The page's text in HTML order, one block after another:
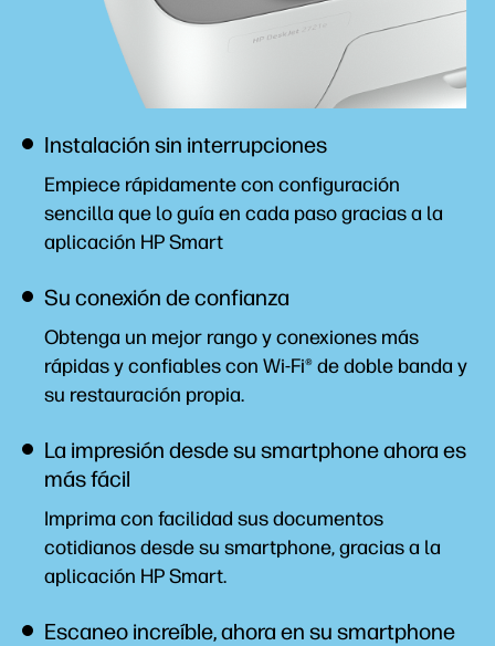
Instalación sin interrupciones
Empiece rápidamente con configuración
sencilla que lo guía en cada paso gracias a la
aplicación HPSmart
Su conexión de confianza
Obtenga un mejor rango y conexiones más
rápidas y confiables con Wi-Fi® de doble banda y
su restauración propia.
La impresión desde su smartphone ahora es
más fácil
Imprima con facilidad sus documentos
cotidianos desde su smartphone, gracias a la
aplicación HPSmart.
Escaneo increíble, ahora en su smartphone